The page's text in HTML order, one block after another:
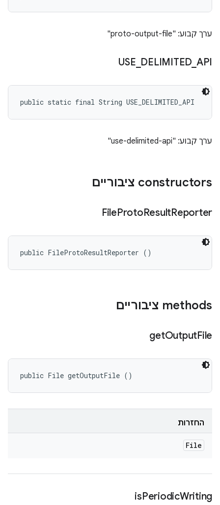
ערך קבוע: "proto-output-file"
USE DELIMITED API
public static final String USE_DELIMITED_API
ערך קבוע: "use-delimited-api"
‫constructors ציבוריים
FileProtoResultReporter
public FileProtoResultReporter ()
‫methods ציבוריים
getOutputFile
public File getOutputFile ()
החזרות
File
isPeriodicWriting